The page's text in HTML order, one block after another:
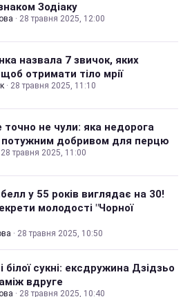
Зодіаку
· 28 травня 2025, 12:00
назвала 7 звичок, яких
отримати тіло мрії
· 28 травня 2025, 11:10
точно не чули: яка недорога
потужним добривом для перцю
28 травня 2025, 11:00
у 55 років виглядає на 30!
молодості "Чорної
· 28 травня 2025, 10:50
білої сукні: ексдружина Дзідзьо
вдруге
· 28 травня 2025, 10:40